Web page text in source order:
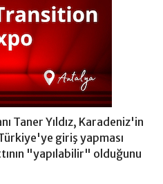
Taner Yıldız, Karadeniz'in
giriş yapması
"yapılabilir" olduğunu